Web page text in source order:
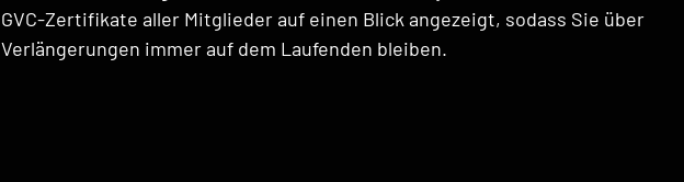
GVC-Zertifikate aller Mitglieder auf einen Blick angezeigt, sodass Sie über
Verlängerungen immer auf dem Laufenden bleiben.